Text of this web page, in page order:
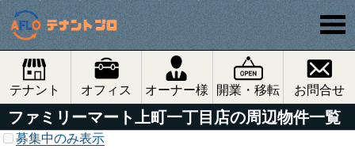
テナント オフィス オーナー様 開業・移転 お問合せ
ファミリーマート上町一丁目店の周辺物件一覧
募集中のみ表示